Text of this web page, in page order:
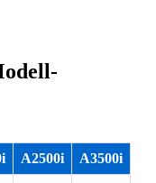
A2500i A3500i